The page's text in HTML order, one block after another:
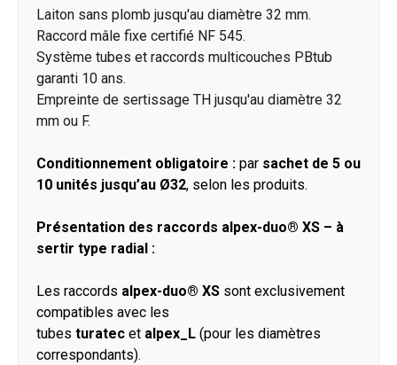
Laiton sans plomb jusqu'au diamètre 32 mm.
Raccord mâle fixe certifié NF 545.
Système tubes et raccords multicouches PBtub
garanti 10 ans.
Empreinte de sertissage TH jusqu'au diamètre 32
mm ou F.
Conditionnement obligatoire : par sachet de 5 ou
10 unités jusqu’au Ø32, selon les produits.
Présentation des raccords alpex-duo® XS – à
sertir type radial :
Les raccords alpex-duo® XS sont exclusivement
compatibles avec les
tubes turatec et alpex_L (pour les diamètres
correspondants).